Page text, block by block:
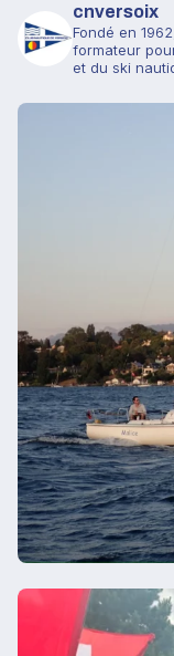
cnversoix
Fondé en
formateur
et du ski